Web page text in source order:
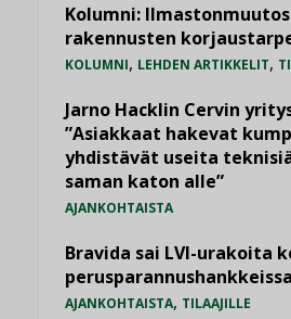
Kolumni:
rakennusten
KOLUMNI, LEHDEN ARTIKKELIT,
Jarno Hacklin Cervin
”Asiakkaat hakevat
yhdistävät useita
saman katon alle”
AJANKOHTAISTA
Bravida sai LVI-urakoita
perusparannushankkeissa
AJANKOHTAISTA, TILAAJILLE